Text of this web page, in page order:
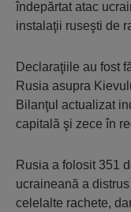
îndepărtat atac
instalaţii ruseşti de
Declaraţiile au fost
Rusia asupra
Bilanţul actualizat
capitală şi zece în
Rusia a folosit 351
ucraineană a
celelalte rachete,